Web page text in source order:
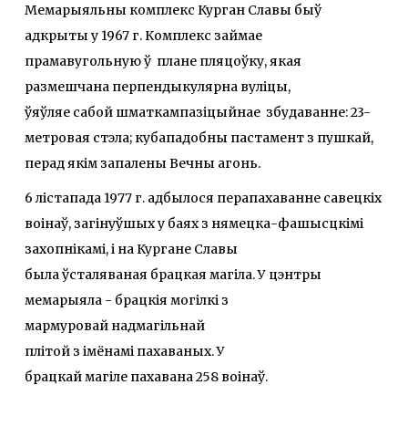
Мемарыяльны комплекс Курган Славы быў
адкрыты у 1967 г. Комплекс займае
прамавугольную ў плане пляцоўку, якая
размешчана перпендыкулярна вуліцы,
ўяўляе сабой шматкампазіцыйнае збудаванне: 23-
метровая стэла; кубападобны пастамент з пушкай,
перад якім запалены Вечны агонь.
6 лістапада 1977 г. адбылося перапахаванне савецкіх
воінаў, загінуўшых у баях з нямецка-фашысцкімі
захопнікамі, і на Кургане Славы
была ўсталяваная брацкая магіла. У цэнтры
мемарыяла - брацкія могілкі з
мармуровай надмагільнай
плітой з імёнамі пахаваных. У
брацкай магіле пахавана 258 воінаў.